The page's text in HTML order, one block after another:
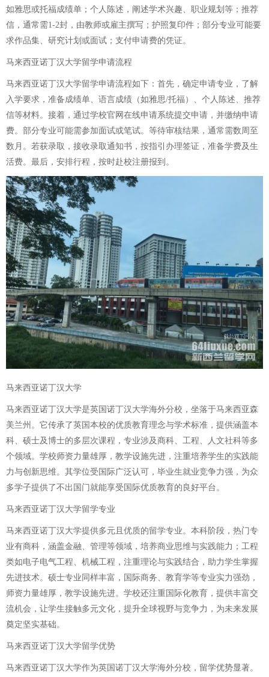
如雅思或托福成绩单；个人陈述，阐述学术兴趣、职业规划等；推荐
信，通常需1-2封，由教师或雇主撰写；护照复印件；部分专业可能要
求作品集、研究计划或面试；支付申请费的凭证。
马来西亚诺丁汉大学留学申请流程
马来西亚诺丁汉大学留学申请流程如下：首先，确定申请专业，了解
入学要求，准备成绩单、语言成绩（如雅思/托福）、个人陈述、推荐
信等材料。接着，通过学校官网在线申请系统提交申请，并缴纳申请
费。部分专业可能需参加面试或笔试。等待审核结果，通常需数周至
数月。若获录取，接收录取通知书，按指引办理签证，准备学费及生
活费。最后，安排行程，按时赴校注册报到。
马来西亚诺丁汉大学
马来西亚诺丁汉大学是英国诺丁汉大学海外分校，坐落于马来西亚森
美兰州。它传承了英国本校的优质教育理念与学术标准，提供涵盖本
科、硕士及博士的多层次课程，专业涉及商科、工程、人文社科等多
个领域。学校师资力量雄厚，教学设施先进，注重培养学生的实践能
力与创新思维。其学位受国际广泛认可，毕业生就业竞争力强，为众
多学子提供了不出国门就能享受国际优质教育的良好平台。
马来西亚诺丁汉大学留学专业
马来西亚诺丁汉大学提供多元且优质的留学专业。本科阶段，热门专
业有商科，涵盖金融、管理等领域，培养商业思维与实践能力；工程
类如电子电气工程、机械工程，注重理论与实践结合，助力学生掌握
先进技术。硕士专业同样丰富，国际商务、教育学等专业实力强劲，
师资力量雄厚，教学设施先进。学校还注重国际化教育，提供丰富交
流机会，让学生接触多元文化，提升全球视野与竞争力，为未来发展
奠定坚实基础。
马来西亚诺丁汉大学留学优势
马来西亚诺丁汉大学作为英国诺丁汉大学海外分校，留学优势显著。